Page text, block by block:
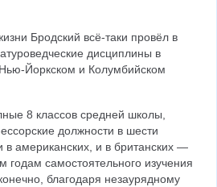
Бродский всё-таки провёл в
дисциплины в
Йоркском и Колумбийском
8 классов средней школы,
должности в шести
в американских, и в британских —
годам самостоятельного изучения
благодаря незаурядному